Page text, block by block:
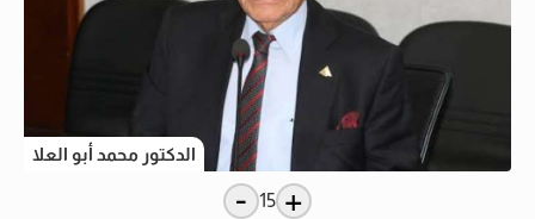
الدكتور محمد أبو العلا
+
15
-